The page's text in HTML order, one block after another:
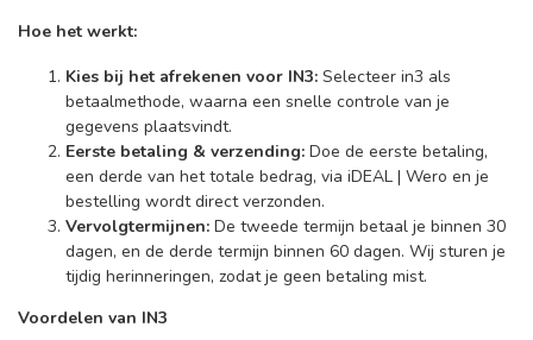
Hoe het werkt:
Kies bij het afrekenen voor IN3: Selecteer in3 als
betaalmethode, waarna een snelle controle van je
gegevens plaatsvindt.
Eerste betaling & verzending: Doe de eerste betaling,
een derde van het totale bedrag, via iDEAL | Wero en je
bestelling wordt direct verzonden.
Vervolgtermijnen: De tweede termijn betaal je binnen 30
dagen, en de derde termijn binnen 60 dagen. Wij sturen je
tijdig herinneringen, zodat je geen betaling mist.
Voordelen van IN3